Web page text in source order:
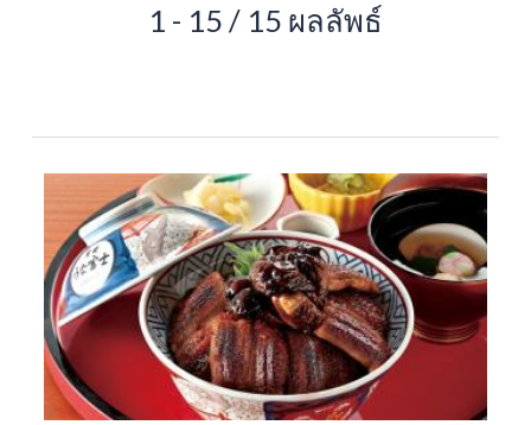
1 - 15 / 15 ผลลัพธ์